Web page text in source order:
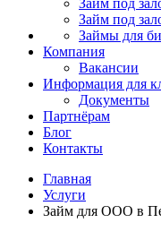
Займ под
Займ под
Займы для
Компания
Вакансии
Информация для
Документы
Партнёрам
Блог
Контакты
Главная
Услуги
Займ для ООО в